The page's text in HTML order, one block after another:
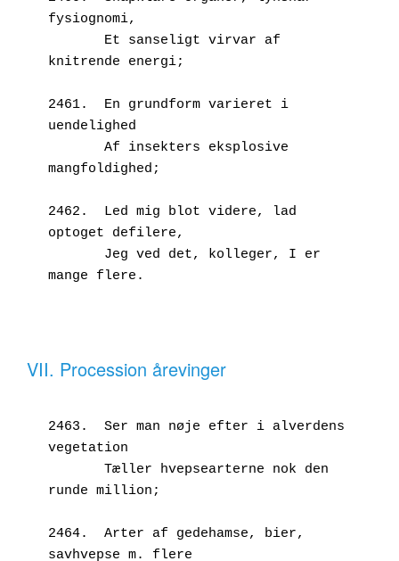
fysiognomi,
knitrende energi;
2461.  En grundform varieret i
uendelighed
mangfoldighed;
2462.  Led mig blot videre, lad
optoget defilere,
mange flere.
VII. Procession årevinger
2463.  Ser man nøje efter i alverdens
vegetation
runde million;
2464.  Arter af gedehamse, bier,
savhvepse m. flere